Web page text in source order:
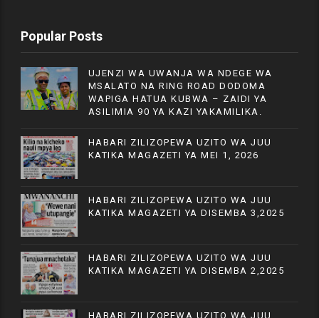
Popular Posts
UJENZI WA UWANJA WA NDEGE WA
MSALATO NA RING ROAD DODOMA
WAPIGA HATUA KUBWA – ZAIDI YA
ASILIMIA 90 YA KAZI YAKAMILIKA.
HABARI ZILIZOPEWA UZITO WA JUU
KATIKA MAGAZETI YA MEI 1, 2026
HABARI ZILIZOPEWA UZITO WA JUU
KATIKA MAGAZETI YA DISEMBA 3,2025
HABARI ZILIZOPEWA UZITO WA JUU
KATIKA MAGAZETI YA DISEMBA 2,2025
HABARI ZILIZOPEWA UZITO WA JUU